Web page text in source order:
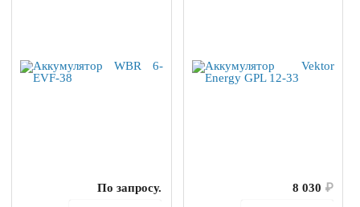
По запросу.
8 030 ₽